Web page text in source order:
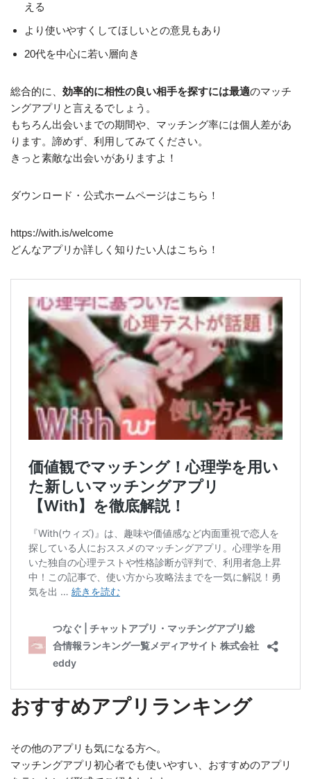
える
より使いやすくしてほしいとの意見もあり
20代を中心に若い層向き
総合的に、 効率的に相性の良い相手を探すには最適のマッチ
ングアプリと言えるでしょう。
もちろん出会いまでの期間や、マッチング率には個人差があ
ります。諦めず、利用してみてください。
きっと素敵な出会いがありますよ！
ダウンロード・公式ホームページはこちら！
https://with.is/welcome
どんなアプリか詳しく知りたい人はこちら！
おすすめアプリランキング
その他のアプリも気になる方へ。
マッチングアプリ初心者でも使いやすい、おすすめのアプリ